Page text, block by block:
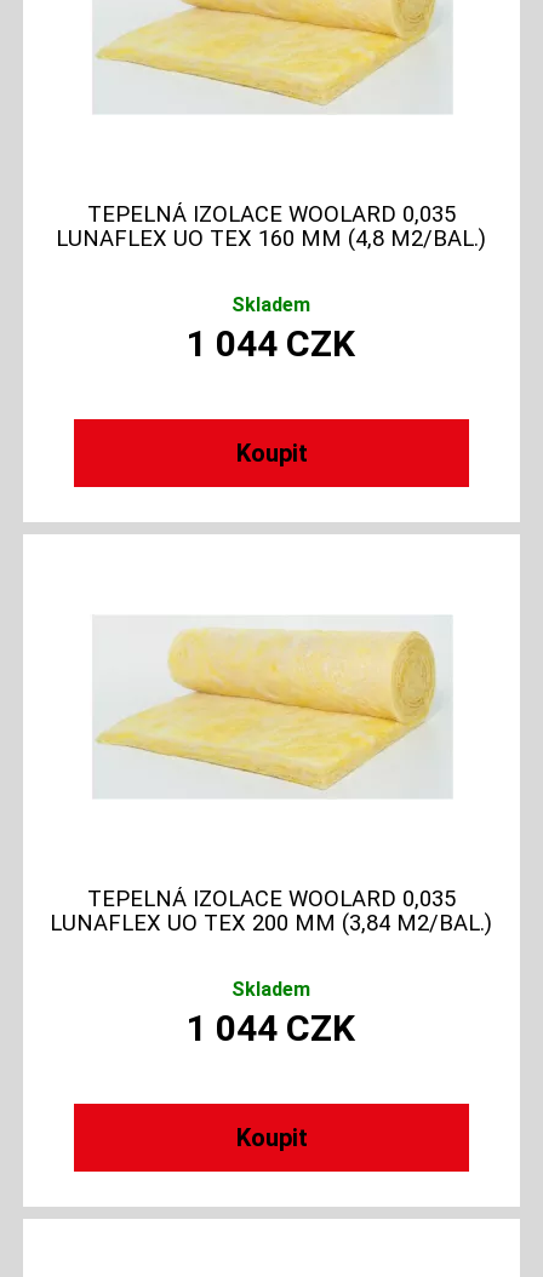
TEPELNÁ IZOLACE WOOLARD 0,035
LUNAFLEX UO TEX 160 MM (4,8 M2/BAL.)
Skladem
1 044 CZK
TEPELNÁ IZOLACE WOOLARD 0,035
LUNAFLEX UO TEX 200 MM (3,84 M2/BAL.)
Skladem
1 044 CZK